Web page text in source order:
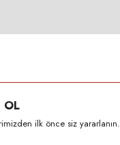
OL
ilk önce siz yararlanın.